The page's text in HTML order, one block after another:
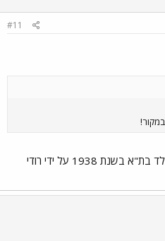
#11
צולם בתחנת אגד בשד' רוטשילד בת"א בשנת 1938 על ידי רודי